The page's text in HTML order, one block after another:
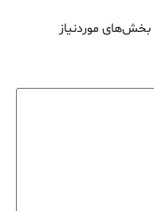
بخش‌های موردنیاز